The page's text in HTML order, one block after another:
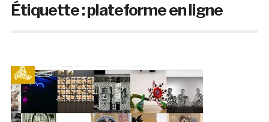
Étiquette :plateforme en ligne